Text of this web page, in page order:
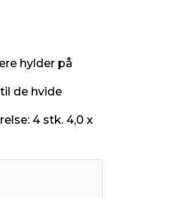
hylder på
de hvide
4 stk. 4,0 x